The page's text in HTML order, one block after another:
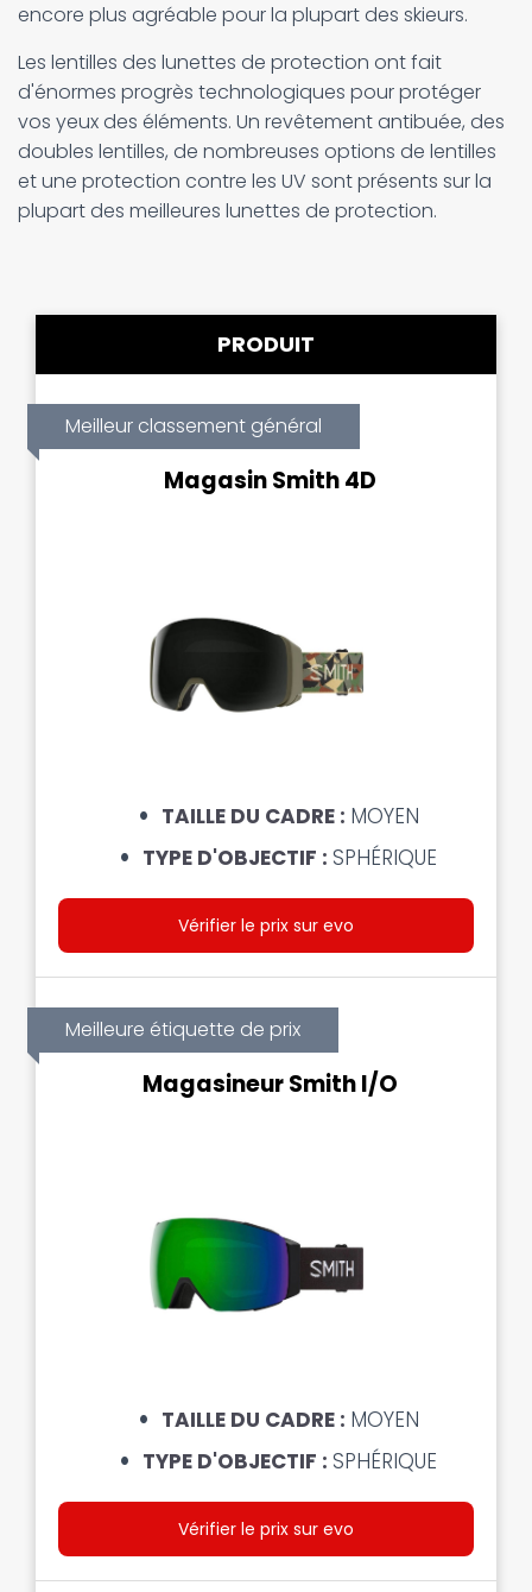
encore plus agréable pour la plupart des skieurs.
Les lentilles des lunettes de protection ont fait
d'énormes progrès technologiques pour protéger
vos yeux des éléments. Un revêtement antibuée, des
doubles lentilles, de nombreuses options de lentilles
et une protection contre les UV sont présents sur la
plupart des meilleures lunettes de protection.
PRODUIT
Meilleur classement général
Magasin Smith 4D
TAILLE DU CADRE : MOYEN
TYPE D'OBJECTIF : SPHÉRIQUE
Vérifier le prix sur evo
Meilleure étiquette de prix
Magasineur Smith I/O
TAILLE DU CADRE : MOYEN
TYPE D'OBJECTIF : SPHÉRIQUE
Vérifier le prix sur evo